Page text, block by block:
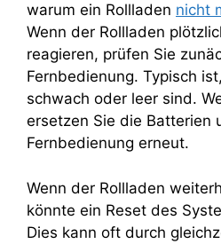
warum ein Rollladen nicht
Wenn der Rollladen
reagieren, prüfen Sie
Fernbedienung. Typisch
schwach oder leer sind.
ersetzen Sie die Batterien
Fernbedienung erneut.
Wenn der Rollladen
könnte ein Reset des
Dies kann oft durch